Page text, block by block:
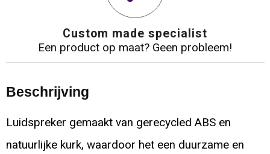
Custom made specialist
Een product op maat? Geen probleem!
Beschrijving
Luidspreker gemaakt van gerecycled ABS en
natuurlijke kurk, waardoor het een duurzame en